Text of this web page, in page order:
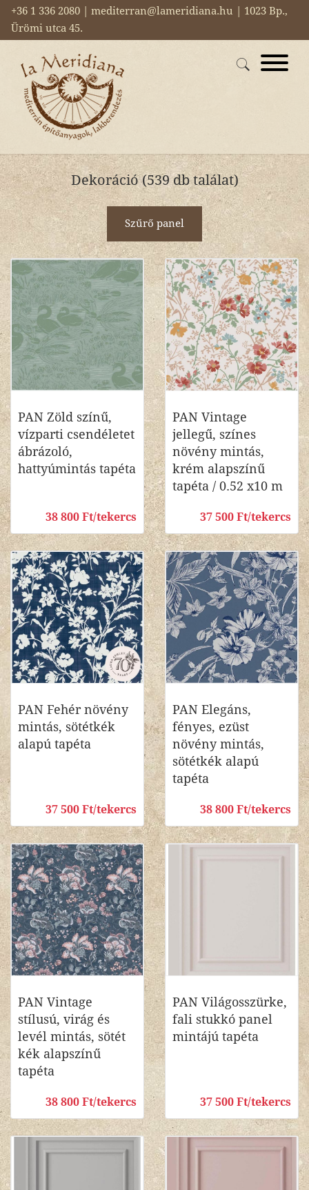
+36 1 336 2080 | mediterran@lameridiana.hu | 1023 Bp.,
Ürömi utca 45.
Dekoráció (539 db találat)
Szűrő panel
PAN Zöld színű,
vízparti csendéletet
ábrázoló,
hattyúmintás tapéta
38 800 Ft/tekercs
PAN Vintage
jellegű, színes
növény mintás,
krém alapszínű
tapéta / 0.52 x10 m
37 500 Ft/tekercs
PAN Fehér növény
mintás, sötétkék
alapú tapéta
37 500 Ft/tekercs
PAN Elegáns,
fényes, ezüst
növény mintás,
sötétkék alapú
tapéta
38 800 Ft/tekercs
PAN Vintage
stílusú, virág és
levél mintás, sötét
kék alapszínű
tapéta
38 800 Ft/tekercs
PAN Világosszürke,
fali stukkó panel
mintájú tapéta
37 500 Ft/tekercs